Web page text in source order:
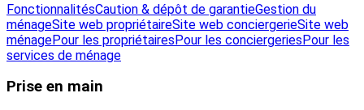
FonctionnalitésCaution & dépôt de garantieGestion du
ménageSite web propriétaireSite web conciergerieSite web
ménagePour les propriétairesPour les conciergeriesPour les
services de ménage
Prise en main